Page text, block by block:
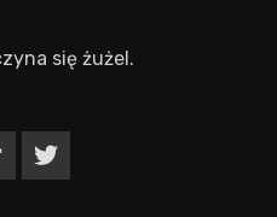
się żużel.